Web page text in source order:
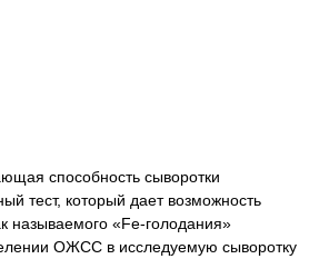
способность сыворотки
тест, который дает возможность
называемого «Fe-голодания»
ОЖСС в исследуемую сыворотку